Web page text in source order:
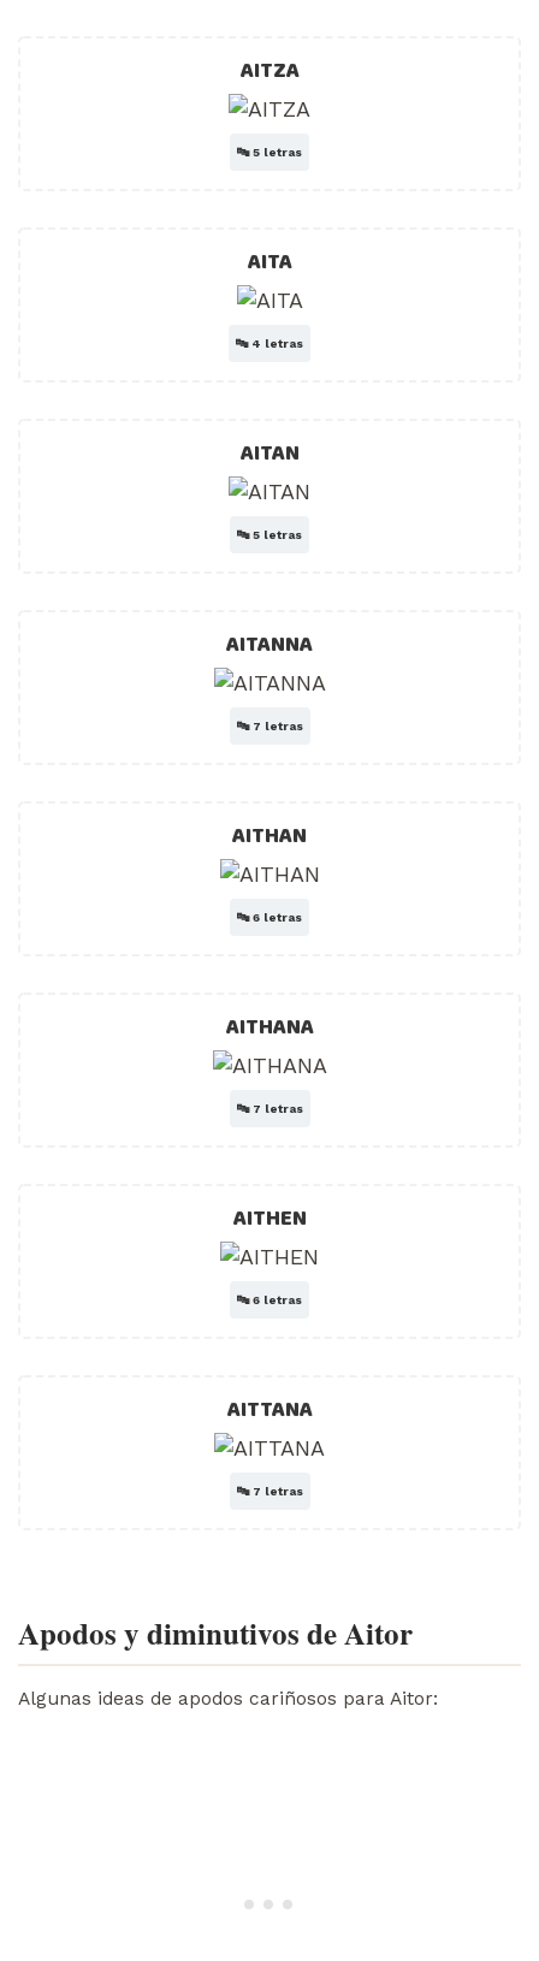
AITZA
🔤5 letras
AITA
🔤 4 letras
AITAN
🔤5 letras
AITANNA
🔤 7 letras
AITHAN
🔤6 letras
AITHANA
🔤 7 letras
AITHEN
🔤6 letras
AITTANA
🔤 7 letras
Apodos y diminutivos de Aitor
Algunas ideas de apodos cariñosos para Aitor: